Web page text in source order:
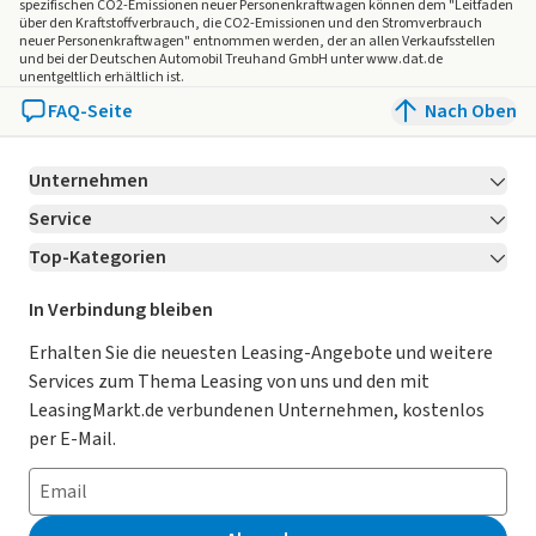
Verkaufspreis erhalten Sie von unserem Verkaufspersonal.
Bitte kontaktieren Sie uns.
spezifischen CO2-Emissionen neuer Personenkraftwagen können dem "Leitfaden
über den Kraftstoffverbrauch, die CO2-Emissionen und den Stromverbrauch
neuer Personenkraftwagen" entnommen werden, der an allen Verkaufsstellen
und bei der Deutschen Automobil Treuhand GmbH unter www.dat.de
unentgeltlich erhältlich ist.
FAQ-Seite Nach Oben
Unternehmen
Über LeasingMarkt.de
Karriere Jetzt bewerben!
Für Händler
Kooperation mit AutoScout24
AGB
Datenschutz
Impressum
Erklärung zur Barrierefreiheit
Service
Kontakt
Ratgeber
Magazin
Datenschutz-Einstellungen
So funktioniert’s
Häufig gestellte Fragen
Leasing-Lexikon
Top-Kategorien
Leasing Deals
Gebrauchtwagen Leasing
Leasing ohne Anzahlung
E-Auto Leasing
Privatleasing
Leasing-Vergleiche
In Verbindung bleiben
Erhalten Sie die neuesten Leasing-Angebote und weitere
Services zum Thema Leasing von uns und den mit
LeasingMarkt.de verbundenen Unternehmen, kostenlos
per E-Mail.